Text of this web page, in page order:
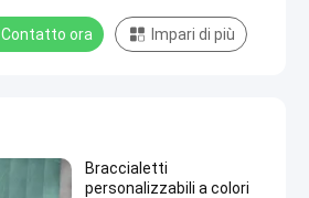
Contatto ora Impari di più
Braccialetti
personalizzabili a colori